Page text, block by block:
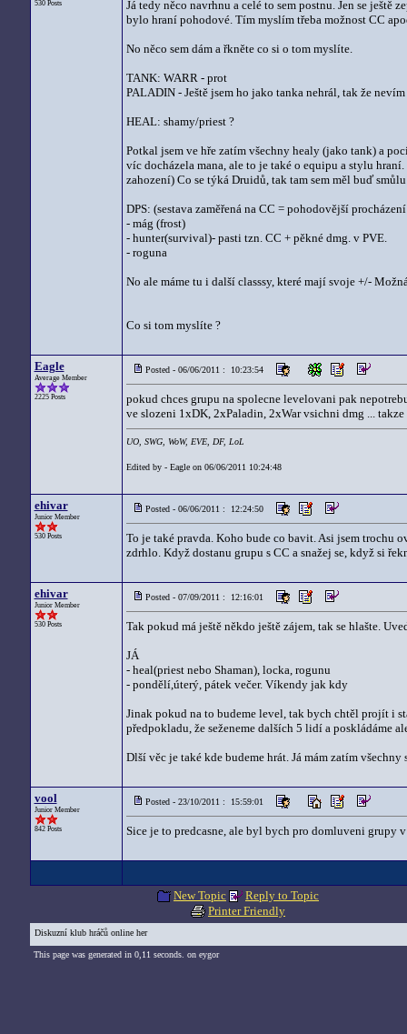
530 Posts
Já tedy něco navrhnu a celé to sem postnu. Jen se
bylo hraní pohodové. Tím myslím třeba možnost CC
No něco sem dám a řkněte co si o tom myslíte.
TANK: WARR - prot
PALADIN - Ještě jsem ho jako tanka nehrál, tak že
HEAL: shamy/priest ?
Potkal jsem ve hře zatím všechny healy (jako tank) a
víc docházela mana, ale to je také o equipu a stylu
zahození) Co se týká Druidů, tak tam sem měl buď
DPS: (sestava zaměřená na CC = pohodovější
- mág (frost)
- hunter(survival)- pasti tzn. CC + pěkné dmg. v PVE.
- roguna
No ale máme tu i další classsy, které mají svoje +/-
Co si tom myslíte ?
Eagle
Average Member
2225 Posts
Posted - 06/06/2011 : 10:23:54
pokud chces grupu na spolecne levelovani pak
ve slozeni 1xDK, 2xPaladin, 2xWar vsichni dmg ...
UO, SWG, WoW, EVE, DF, LoL
Edited by - Eagle on 06/06/2011 10:24:48
ehivar
Junior Member
530 Posts
Posted - 06/06/2011 : 12:24:50
To je také pravda. Koho bude co bavit. Asi jsem trochu
zdrhlo. Když dostanu grupu s CC a snažej se, když si
ehivar
Junior Member
530 Posts
Posted - 07/09/2011 : 12:16:01
Tak pokud má ještě někdo ještě zájem, tak se hlašte.
JÁ
- heal(priest nebo Shaman), locka, rogunu
- pondělí,úterý, pátek večer. Víkendy jak kdy
Jinak pokud na to budeme level, tak bych chtěl projít i
předpokladu, že seženeme dalších 5 lidí a poskládáme
Dlší věc je také kde budeme hrát. Já mám zatím
vool
Junior Member
842 Posts
Posted - 23/10/2011 : 15:59:01
Sice je to predcasne, ale byl bych pro domluveni grupy
New Topic
Reply to Topic
Printer Friendly
Diskuzní klub hráčů online her
This page was generated in 0,11 seconds. on eygor